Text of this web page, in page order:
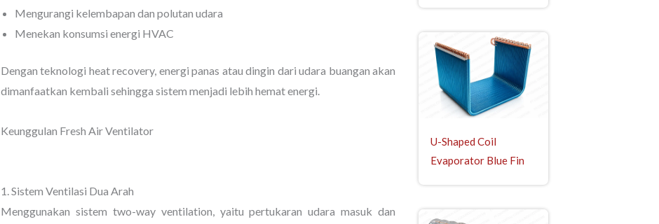
Mengurangi kelembapan dan polutan udara
Menekan konsumsi energi HVAC
Dengan teknologi heat recovery, energi panas atau dingin dari udara buangan akan
dimanfaatkan kembali sehingga sistem menjadi lebih hemat energi.
Keunggulan Fresh Air Ventilator
1. Sistem Ventilasi Dua Arah
Menggunakan sistem two-way ventilation, yaitu pertukaran udara masuk dan
U-Shaped Coil
Evaporator Blue Fin